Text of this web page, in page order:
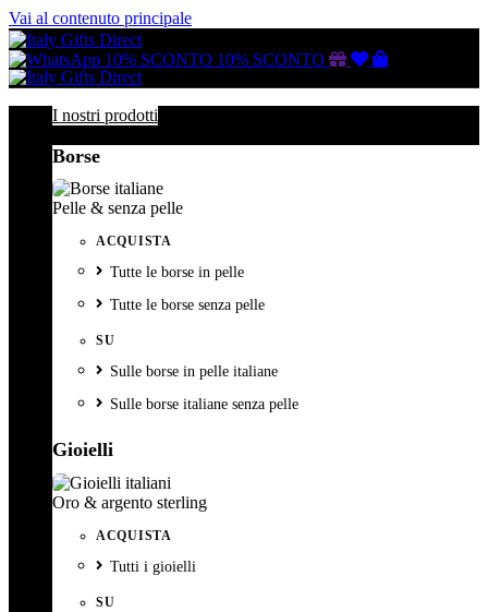
Vai al contenuto principale
10% SCONTO 10% SCONTO
Buono
ListaCarrello
I nostri prodotti
Borse
Pelle & senza pelle
ACQUISTA
Tutte le borse in pelle
Tutte le borse senza pelle
SU
Sulle borse in pelle italiane
Sulle borse italiane senza pelle
Gioielli
Oro & argento sterling
ACQUISTA
Tutti i gioielli
SU